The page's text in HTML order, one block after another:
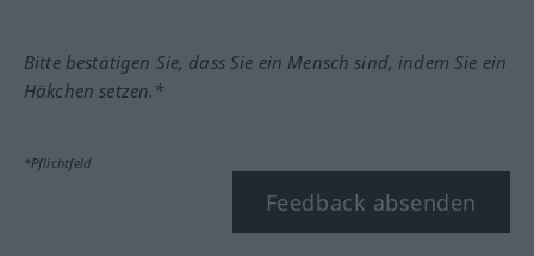
Bitte bestätigen Sie, dass Sie ein Mensch sind, indem Sie ein
Häkchen setzen.*
*Pflichtfeld
Feedback absenden